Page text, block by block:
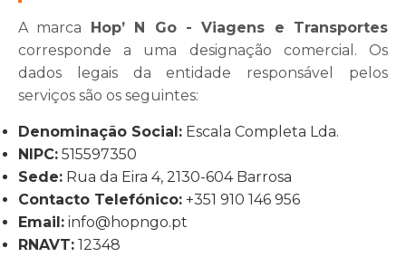
A marca Hop’ N Go - Viagens e Transportes
corresponde a uma designação comercial. Os
dados legais da entidade responsável pelos
serviços são os seguintes:
Denominação Social: Escala Completa Lda.
NIPC: 515597350
Sede: Rua da Eira 4, 2130-604 Barrosa
Contacto Telefónico: +351 910 146 956
Email: info@hopngo.pt
RNAVT: 12348